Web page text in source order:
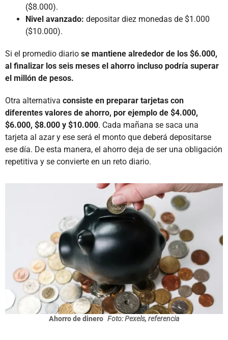
($8.000).
Nivel avanzado: depositar diez monedas de $1.000
($10.000).
Si el promedio diario se mantiene alrededor de los $6.000,
al finalizar los seis meses el ahorro incluso podría superar
el millón de pesos.
Otra alternativa consiste en preparar tarjetas con
diferentes valores de ahorro, por ejemplo de $4.000,
$6.000, $8.000 y $10.000. Cada mañana se saca una
tarjeta al azar y ese será el monto que deberá depositarse
ese día. De esta manera, el ahorro deja de ser una obligación
repetitiva y se convierte en un reto diario.
Ahorro de dinero Foto: Pexels, referencia